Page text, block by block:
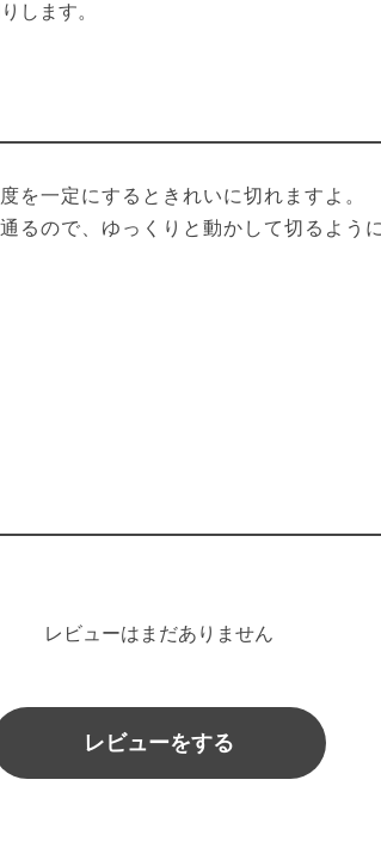
します。
を一定にするときれいに切れますよ。
るので、ゆっくりと動かして切るよう
レビューはまだありません
レビューをする